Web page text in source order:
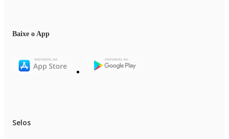
Baixe o App
Selos